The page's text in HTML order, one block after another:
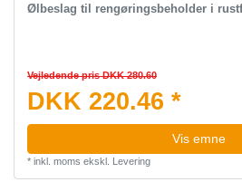
Ølbeslag til rengøringsbeholder i
Vejledende pris DKK 280.60
DKK 220.46 *
Vis emne
* inkl. moms ekskl. Levering